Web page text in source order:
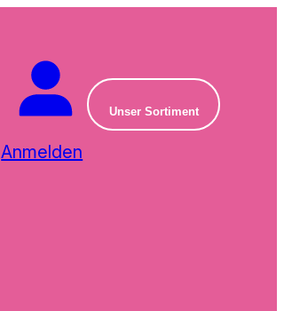
Anmelden
Unser Sortiment